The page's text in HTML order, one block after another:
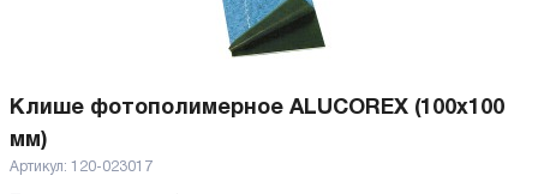
Клише фотополимерное ALUCOREX (100х100
мм)
Артикул: 120-023017